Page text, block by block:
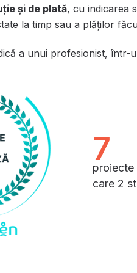
și de plată, cu indicarea
la timp sau a plăților
a unui profesionist, într-
7
proiecte
care 2